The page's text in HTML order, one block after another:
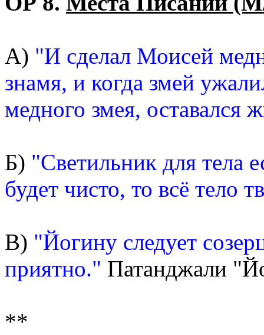
А) "И сделал Моисей
знамя, и когда змей
медного змея, оставался
Б) "Светильник для тела
будет чисто, то всё тело
В) "Йогину следует
приятно." Патанджали
**